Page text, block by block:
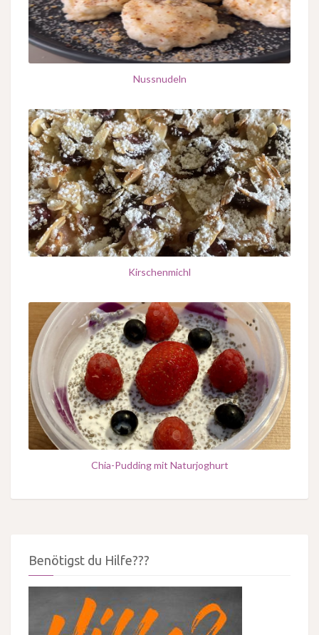
Nussnudeln
Kirschenmichl
Chia-Pudding mit Naturjoghurt
Benötigst du Hilfe???